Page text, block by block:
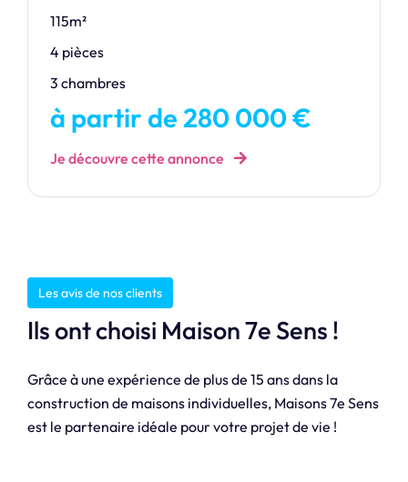
115m²
4 pièces
3 chambres
à partir de 280 000 €
Je découvre cette annonce
Les avis de nos clients
Ils ont choisi Maison 7e Sens !
Grâce à une expérience de plus de 15 ans dans la
construction de maisons individuelles, Maisons 7e Sens
est le partenaire idéale pour votre projet de vie !